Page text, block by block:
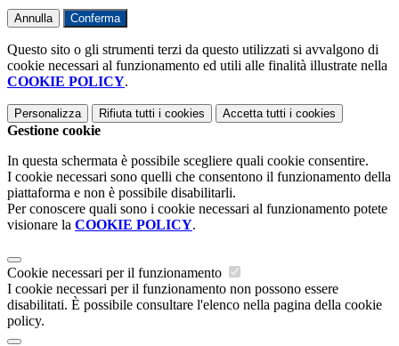
Annulla Conferma
Questo sito o gli strumenti terzi da questo utilizzati si avvalgono di
cookie necessari al funzionamento ed utili alle finalità illustrate nella
COOKIE POLICY.
Personalizza Rifiuta tutti i cookies Accetta tutti i cookies
Gestione cookie
In questa schermata è possibile scegliere quali cookie consentire.
I cookie necessari sono quelli che consentono il funzionamento della
piattaforma e non è possibile disabilitarli.
Per conoscere quali sono i cookie necessari al funzionamento potete
visionare la COOKIE POLICY.
Cookie necessari per il funzionamento
I cookie necessari per il funzionamento non possono essere
disabilitati. È possibile consultare l'elenco nella pagina della cookie
policy.